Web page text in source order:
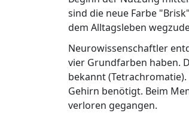
sind die neue Farbe
dem Alltagsleben
Neurowissenschaftler
vier Grundfarben haben.
bekannt
Gehirn benötigt. Beim
verloren gegangen.